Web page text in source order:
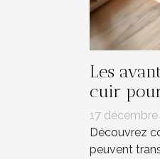
Les
cuir
17
Découvrez
peuvent